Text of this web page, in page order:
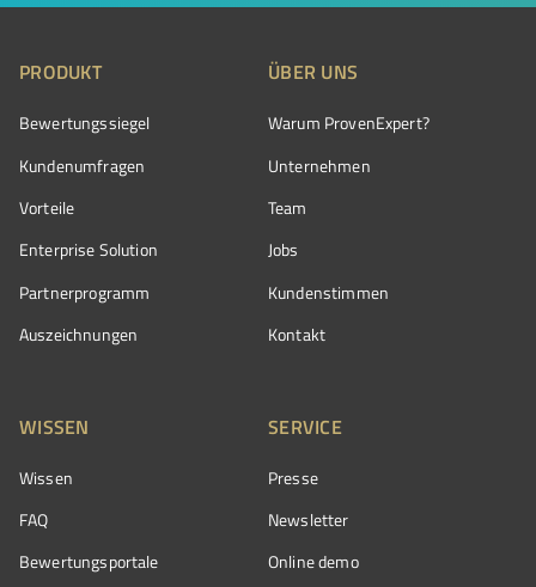
PRODUKT
Bewertungssiegel
Kundenumfragen
Vorteile
Enterprise Solution
Partnerprogramm
Auszeichnungen
ÜBER UNS
Warum ProvenExpert?
Unternehmen
Team
Jobs
Kundenstimmen
Kontakt
WISSEN
Wissen
FAQ
Bewertungsportale
SERVICE
Presse
Newsletter
Online demo